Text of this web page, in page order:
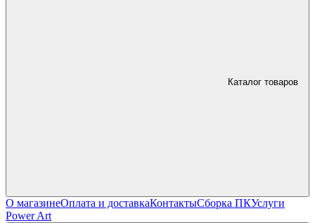
Каталог товаров
О магазинеОплата и доставкаКонтактыСборка ПКУслуги
Power Art